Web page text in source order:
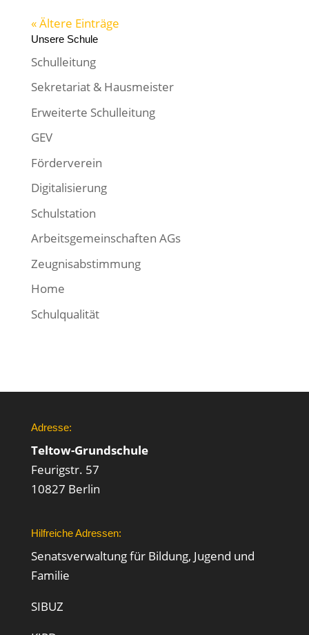
« Ältere Einträge
Unsere Schule
Schulleitung
Sekretariat & Hausmeister
Erweiterte Schulleitung
GEV
Förderverein
Digitalisierung
Schulstation
Arbeitsgemeinschaften AGs
Zeugnisabstimmung
Home
Schulqualität
Adresse:
Teltow-Grundschule
Feurigstr. 57
10827 Berlin
Hilfreiche Adressen:
Senatsverwaltung für Bildung, Jugend und
Familie
SIBUZ